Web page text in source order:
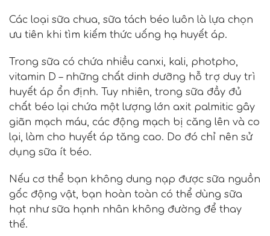
Các loại sữa chua, sữa tách béo luôn là lựa chọn
ưu tiên khi tìm kiếm thức uống hạ huyết áp.
Trong sữa có chứa nhiều canxi, kali, photpho,
vitamin D – những chất dinh dưỡng hỗ trợ duy trì
huyết áp ổn định. Tuy nhiên, trong sữa đầy đủ
chất béo lại chứa một lượng lớn axit palmitic gây
giãn mạch máu, các động mạch bị căng lên và co
lại, làm cho huyết áp tăng cao. Do đó chỉ nên sử
dụng sữa ít béo.
Nếu cơ thể bạn không dung nạp được sữa nguồn
gốc động vật, bạn hoàn toàn có thể dùng sữa
hạt như sữa hạnh nhân không đường để thay
thế.